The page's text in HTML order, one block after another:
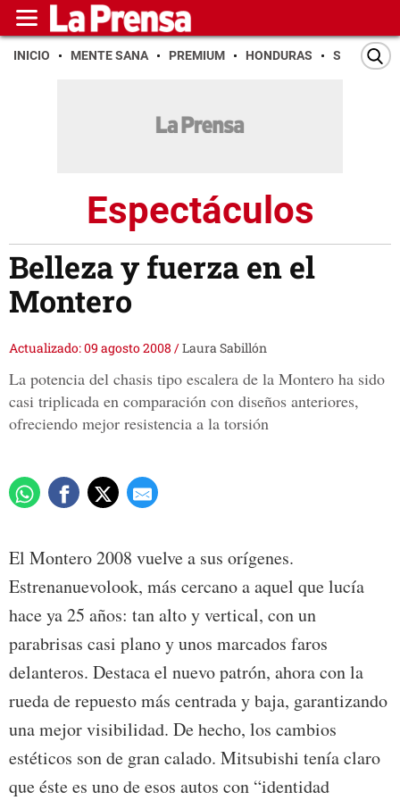
INICIO MENTE SANA PREMIUM HONDURAS SAN PEDRO
Espectáculos
Belleza y fuerza en el
Montero
Actualizado: 09 agosto 2008 /Laura Sabillón
La potencia del chasis tipo escalera de la Montero ha sido
casi triplicada en comparación con diseños anteriores,
ofreciendo mejor resistencia a la torsión
El Montero 2008 vuelve a sus orígenes.
Estrenanuevolook, más cercano a aquel que lucía
hace ya 25 años: tan alto y vertical, con un
parabrisas casi plano y unos marcados faros
delanteros. Destaca el nuevo patrón, ahora con la
rueda de repuesto más centrada y baja, garantizando
una mejor visibilidad. De hecho, los cambios
estéticos son de gran calado. Mitsubishi tenía claro
que éste es uno de esos autos con “identidad